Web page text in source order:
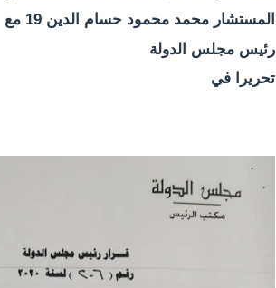
المستشار محمد محمود حسام الدين 19 مع
رئيس مجلس الدولة
تحريرا في